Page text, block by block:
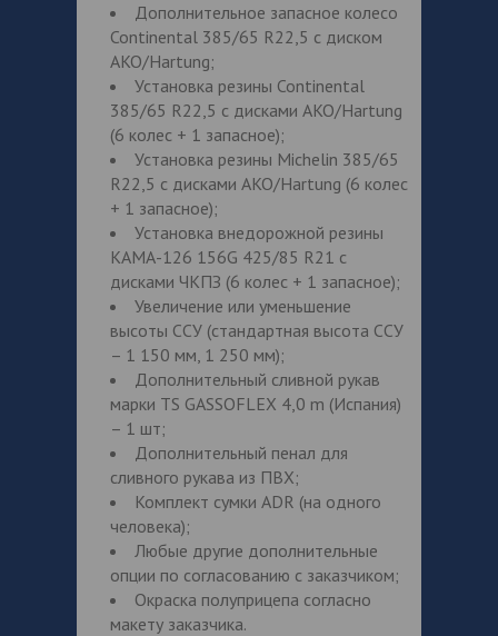
Дополнительное запасное колесо
Continental 385/65 R22,5 с диском
AKO/Hartung;
Установка резины Continental
385/65 R22,5 с дисками AKO/Hartung
(6 колес + 1 запасное);
Установка резины Michelin 385/65
R22,5 с дисками AKO/Hartung (6 колес
+ 1 запасное);
Установка внедорожной резины
КАМА-126 156G 425/85 R21 с
дисками ЧКПЗ (6 колес + 1 запасное);
Увеличение или уменьшение
высоты ССУ (стандартная высота ССУ
– 1 150 мм, 1 250 мм);
Дополнительный сливной рукав
марки TS GASSOFLEX 4,0 m (Испания)
– 1 шт;
Дополнительный пенал для
сливного рукава из ПВХ;
Комплект сумки ADR (на одного
человека);
Любые другие дополнительные
опции по согласованию с заказчиком;
Окраска полуприцепа согласно
макету заказчика.